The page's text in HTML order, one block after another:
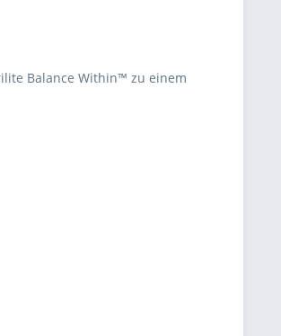
Balance Within™ zu einem